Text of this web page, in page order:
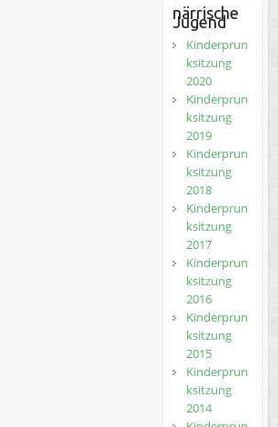
närrische
Jugend
Kinderprun
ksitzung
2020
Kinderprun
ksitzung
2019
Kinderprun
ksitzung
2018
Kinderprun
ksitzung
2017
Kinderprun
ksitzung
2016
Kinderprun
ksitzung
2015
Kinderprun
ksitzung
2014